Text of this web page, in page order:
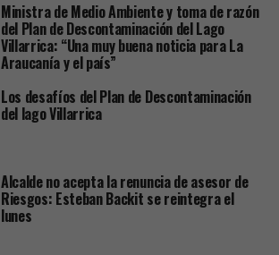
Ministra de Medio Ambiente y toma de razón
del Plan de Descontaminación del Lago
Villarrica: “Una muy buena noticia para La
Araucanía y el país”
Los desafíos del Plan de Descontaminación
del lago Villarrica
Alcalde no acepta la renuncia de asesor de
Riesgos: Esteban Backit se reintegra el
lunes